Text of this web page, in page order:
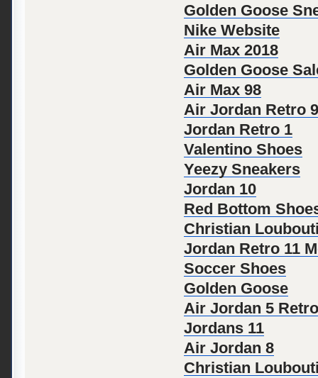
Golden Goose
Nike Website
Air Max 2018
Golden Goose
Air Max 98
Air Jordan Retro 9
Jordan Retro 1
Valentino Shoes
Yeezy Sneakers
Jordan 10
Red Bottom
Christian
Jordan Retro 11
Soccer Shoes
Golden Goose
Air Jordan 5 Retro
Jordans 11
Air Jordan 8
Christian